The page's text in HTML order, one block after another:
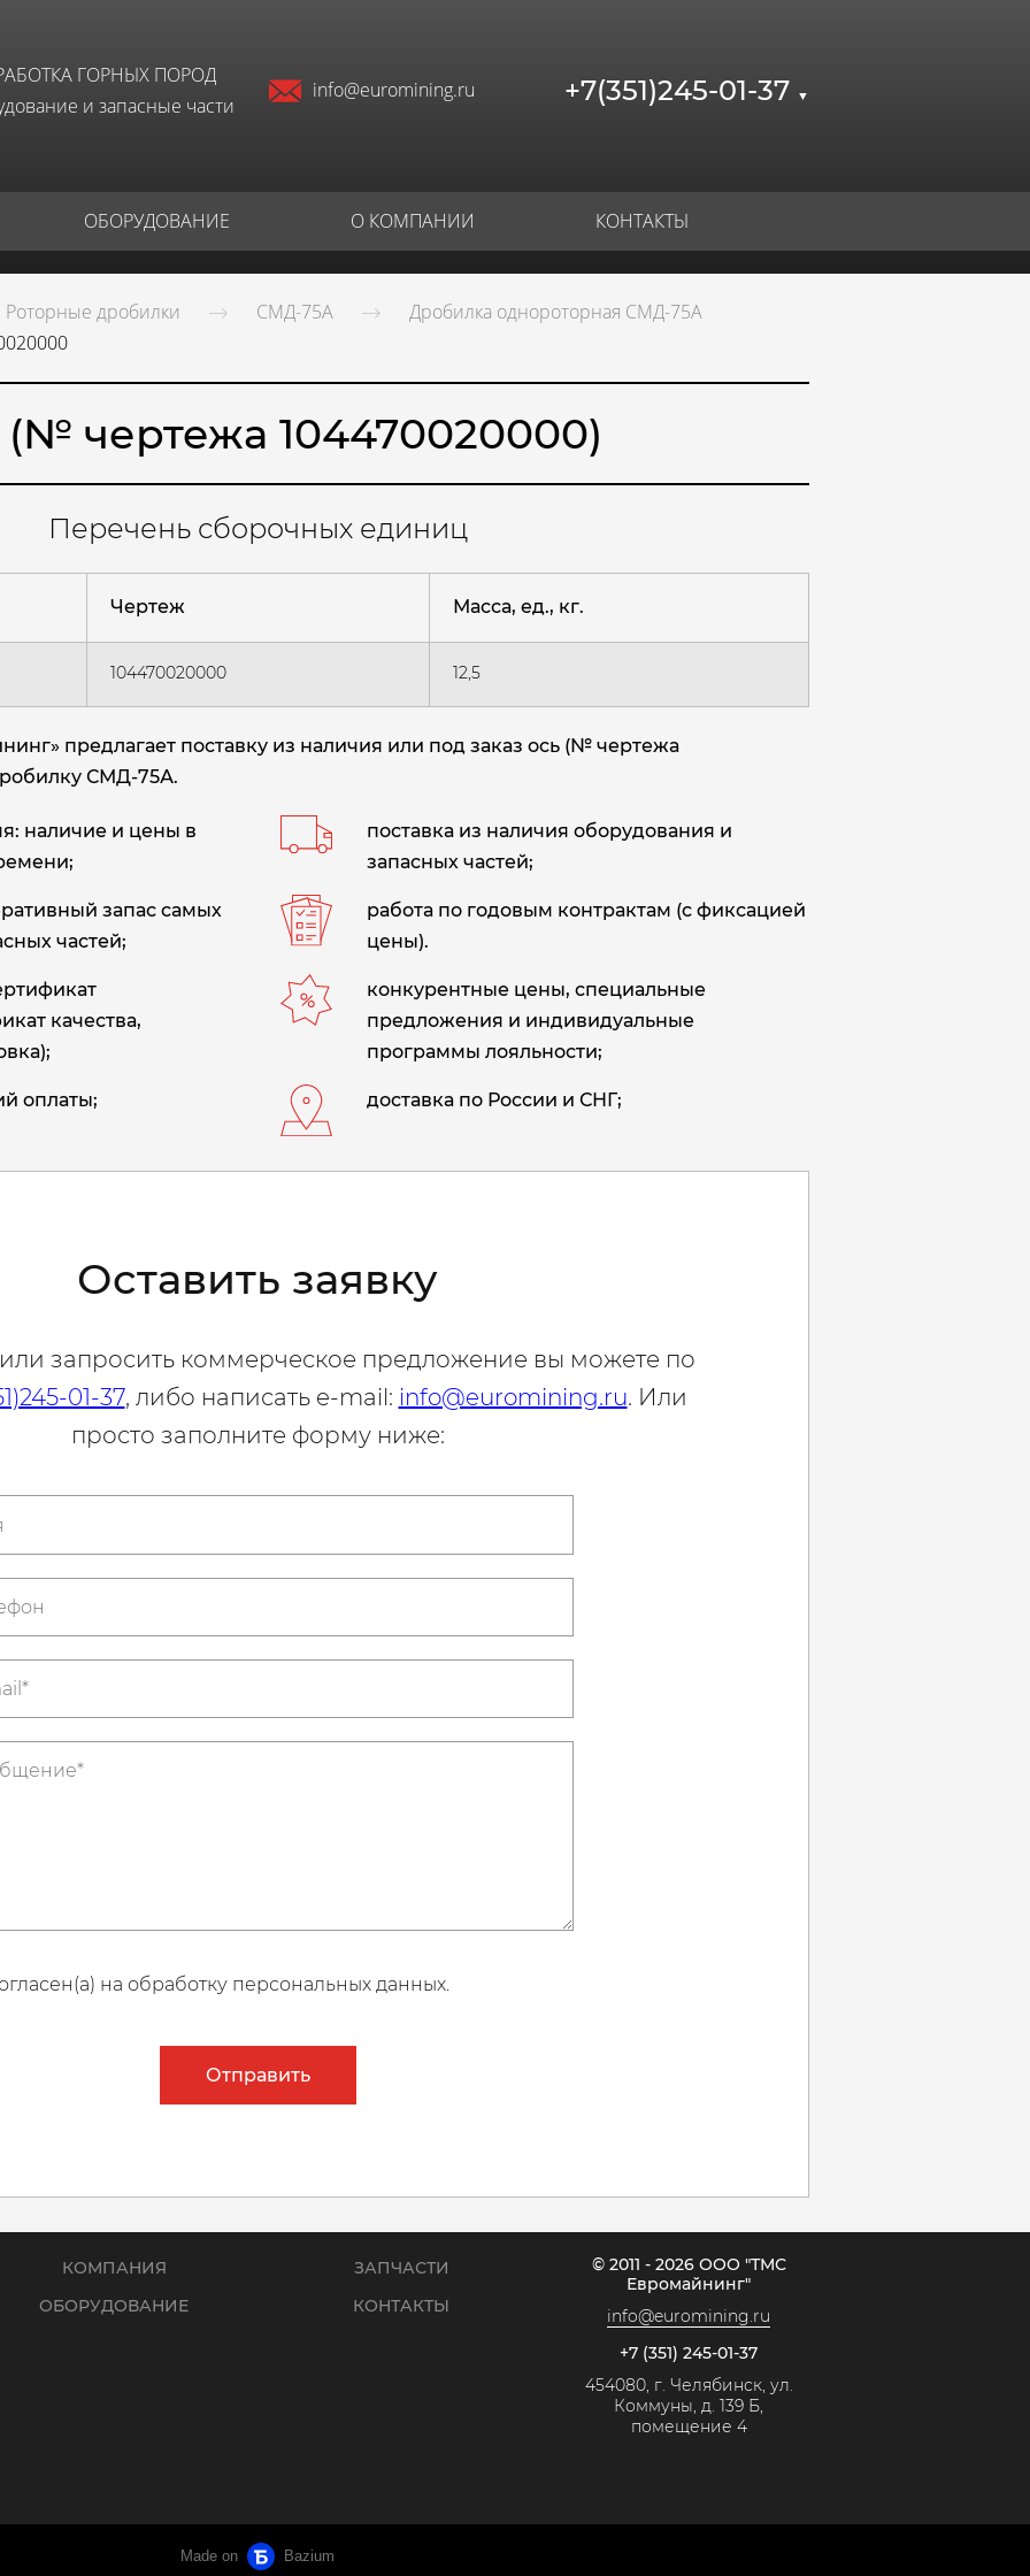
ГОРНЫХ ПОРОД
и запасные части
info@euromining.ru +7(351)245-01-37 ▼
ОБОРУДОВАНИЕ О КОМПАНИИ КОНТАКТЫ
Роторные дробилки СМД-75А
Дробилка однороторная СМД-75А
чертежа 104470020000)
Перечень сборочных единиц
Чертеж Масса, ед., кг.
104470020000 12,5
предлагает поставку из наличия или под заказ ось (№ чертежа
СМД-75А.
наличие и цены в
поставка из наличия оборудования и
запасных частей;
запас самых
частей;
работа по годовым контрактам (с фиксацией
цены).
качества,
конкурентные цены, специальные
предложения и индивидуальные
программы лояльности;
оплаты; доставка по России и СНГ;
Оставить заявку
запросить коммерческое предложение вы можете по
01-37, либо написать e-mail: info@euromining.ru. Или
просто заполните форму ниже:
на обработку персональных данных.
Отправить
КОМПАНИЯ
ОБОРУДОВАНИЕ
ЗАПЧАСТИ
КОНТАКТЫ
© 2011 - 2026 ООО "ТМС
Евромайнинг"
info@euromining.ru
+7 (351) 245-01-37
454080, г. Челябинск, ул.
Коммуны, д. 139 Б,
помещение 4
Made on Bazium